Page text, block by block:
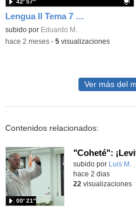
Lengua II Tema 7 Clase 74 20260519 - Figuras retóricas y Juan Ramón Jiménez
Contenido educativo.
subido por Eduardo M.
42′ 57″
-hace 2 meses- 5visualizaciones
Ver más del
Contenidos relacionados:
"Coheté":
Contenido
subido por Luis M.
00′ 21″
hace 2 dias
22 visualizaciones